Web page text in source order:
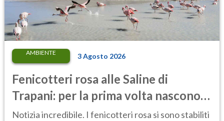
AMBIENTE 3 Agosto 2026
Fenicotteri rosa alle Saline di
Trapani: per la prima volta nascono
tre pulcini nella riserva
Notizia incredibile. I fenicotteri rosa si sono stabiliti